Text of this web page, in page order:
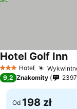
3 Kategoria
Hotel
Hotel Golf Inn
9,2 Znakomity 2397
Od 198 zł